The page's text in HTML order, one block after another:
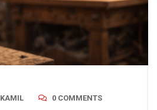
KAMIL
0 COMMENTS